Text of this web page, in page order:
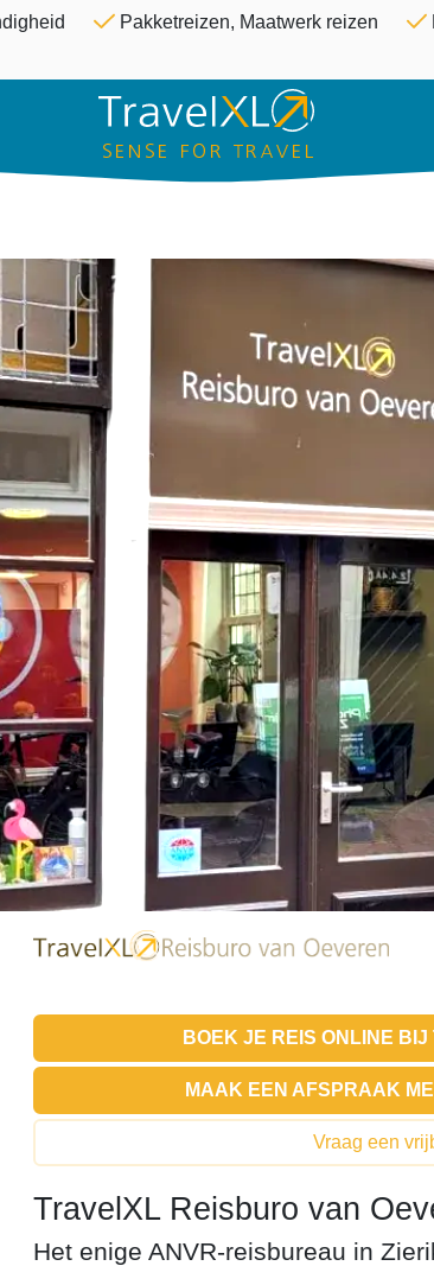
Overslaan en naar de
Pakketreizen, Maatwerk reizen
BOEK JE REIS ONLINE BIJ
MAAK EEN AFSPRAAK
Vraag een
TravelXL Reisburo van
Het enige ANVR-reisbureau in